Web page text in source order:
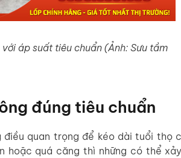
áp suất tiêu chuẩn (Ảnh: Sưu tầm
đúng tiêu chuẩn
quan trọng để kéo dài tuổi thọ
hoặc quá căng thì những có thể